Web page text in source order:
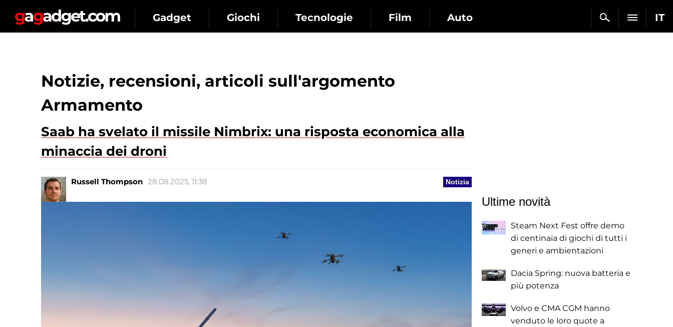
IT
Gadget Giochi Tecnologie Film Auto
Notizie, recensioni, articoli sull'argomento
Armamento
Saab ha svelato il missile Nimbrix: una risposta economica alla
minaccia dei droni
Notizia
Russell Thompson 28.08.2025, 11:38
Ultime novità
Steam Next Fest offre demo
di centinaia di giochi di tutti i
generi e ambientazioni
Dacia Spring: nuova batteria e
più potenza
Volvo e CMA CGM hanno
venduto le loro quote a